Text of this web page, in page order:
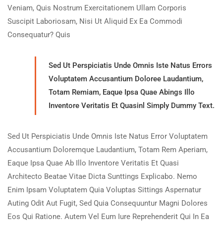
Veniam, Quis Nostrum Exercitationem Ullam Corporis
Suscipit Laboriosam, Nisi Ut Aliquid Ex Ea Commodi
Consequatur? Quis
Sed Ut Perspiciatis Unde Omnis Iste Natus Errors
Voluptatem Accusantium Doloree Laudantium,
Totam Remiam, Eaque Ipsa Quae Abings Illo
Inventore Veritatis Et Quasinl Simply Dummy Text.
Sed Ut Perspiciatis Unde Omnis Iste Natus Error Voluptatem
Accusantium Doloremque Laudantium, Totam Rem Aperiam,
Eaque Ipsa Quae Ab Illo Inventore Veritatis Et Quasi
Architecto Beatae Vitae Dicta Sunttings Explicabo. Nemo
Enim Ipsam Voluptatem Quia Voluptas Sittings Aspernatur
Auting Odit Aut Fugit, Sed Quia Consequuntur Magni Dolores
Eos Qui Ratione. Autem Vel Eum Iure Reprehenderit Qui In Ea